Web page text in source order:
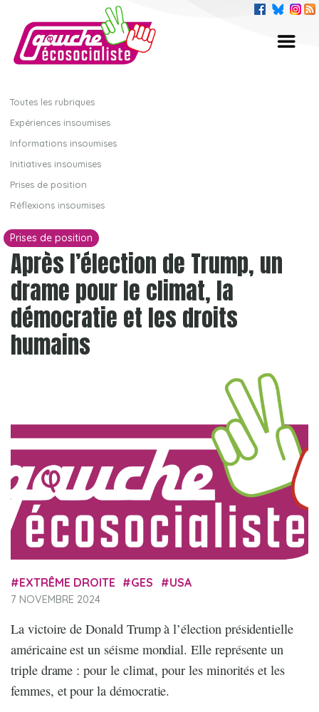
Toutes les rubriques
Expériences insoumises
Informations insoumises
Initiatives insoumises
Prises de position
Réflexions insoumises
Prises de position
Après l’élection de Trump, un
drame pour le climat, la
démocratie et les droits
humains
EXTRÊME DROITE GES USA
7 NOVEMBRE 2024
La victoire de Donald Trump à l’élection présidentielle
américaine est un séisme mondial. Elle représente un
triple drame : pour le climat, pour les minorités et les
femmes, et pour la démocratie.